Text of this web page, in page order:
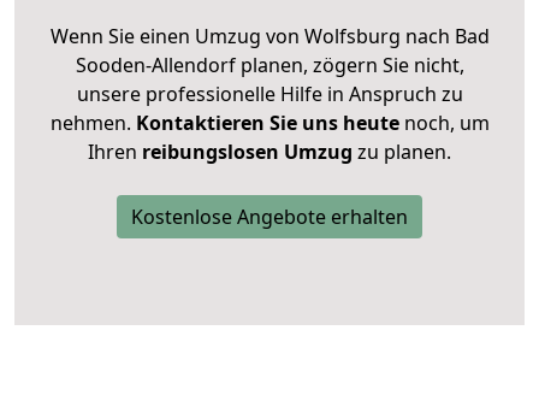
Wenn Sie einen Umzug von Wolfsburg nach Bad
Sooden-Allendorf planen, zögern Sie nicht,
unsere professionelle Hilfe in Anspruch zu
nehmen. Kontaktieren Sie uns heutenoch, um
Ihren reibungslosen Umzug zu planen.
Kostenlose Angebote erhalten